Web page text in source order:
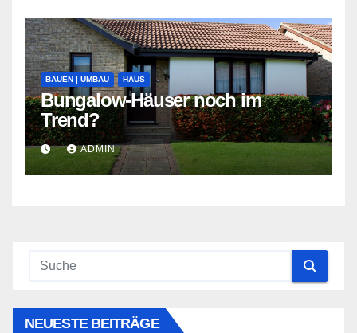
BAUEN | UMBAU HAUS
Bungalow-Häuser noch im
Trend?
ADMIN
NEUESTE BEITRÄGE